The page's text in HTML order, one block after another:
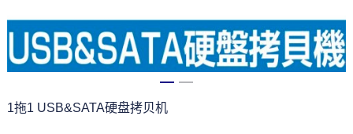
1拖1 USB&SATA硬盘拷贝机